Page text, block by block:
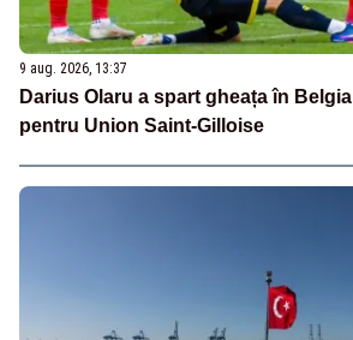
9 aug. 2026, 13:37
Darius Olaru a spart gheața în
pentru Union Saint-Gilloise